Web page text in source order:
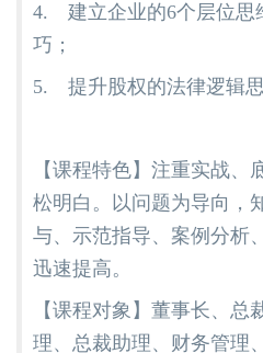
4. 建立企业的6个层位思
巧；
5. 提升股权的法律逻辑
【课程特色】注重实战
松明白。以问题为导向，
与、示范指导、案例分析
迅速提高。
【课程对象】董事长、
理、总裁助理、财务管理